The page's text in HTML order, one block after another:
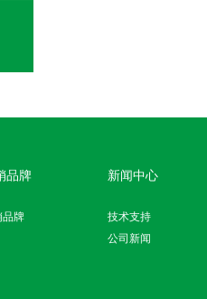
品牌
品牌
新闻中心
技术支持
公司新闻